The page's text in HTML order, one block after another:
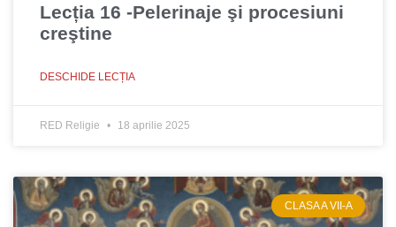
Lecția 16 -Pelerinaje şi procesiuni
creştine
DESCHIDE LECȚIA
RED Religie 18 aprilie 2025
CLASA A VII-A